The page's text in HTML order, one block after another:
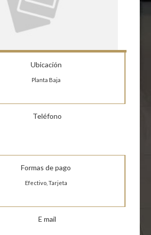
Ubicación
Planta Baja
Teléfono
Formas de pago
Efectivo, Tarjeta
E mail